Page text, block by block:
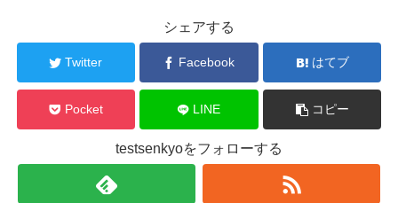
シェアする
Twitter Facebook はてブ
Pocket LINE コピー
testsenkyoをフォローする